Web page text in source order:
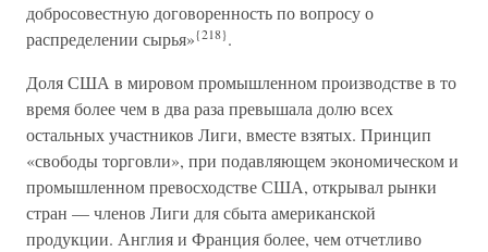
добросовестную договоренность по вопросу о
распределении сырья»{218}.
Доля США в мировом промышленном производстве в то
время более чем в два раза превышала долю всех
остальных участников Лиги, вместе взятых. Принцип
«свободы торговли», при подавляющем экономическом и
промышленном превосходстве США, открывал рынки
стран — членов Лиги для сбыта американской
продукции. Англия и Франция более, чем отчетливо